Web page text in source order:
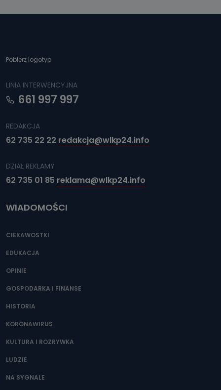
Pobierz logotyp
LINIA INTERWENCYJNA
661 997 997
REDAKCJA
62 735 22 22 redakcja@wlkp24.info
DZIAŁ REKLAMY
62 735 01 85 reklama@wlkp24.info
WIADOMOŚCI
CIEKAWOSTKI
EDUKACJA
OPINIE
GOSPODARKA I FINANSE
HISTORIA
KORONAWIRUS
KULTURA I ROZRYWKA
LUDZIE
NA SYGNALE